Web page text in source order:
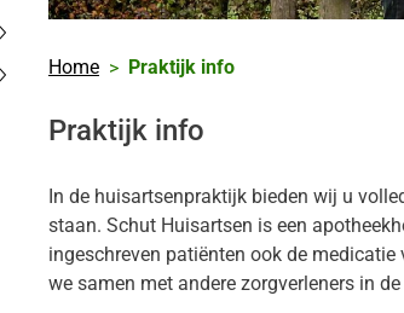
Formulieren
submenu
Afspraak
submenu
submenu
Home Praktijk info
Praktijk info
In de huisartsenpraktijk bieden wij u
staan. Schut Huisartsen is een
ingeschreven patiënten ook de
we samen met andere zorgverleners in